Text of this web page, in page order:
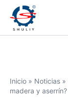
Inicio » Noticias »
madera y aserrín?